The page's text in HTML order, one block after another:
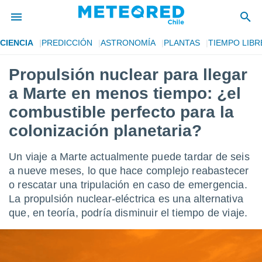
de
por
la
que se
calidad.
las
y
forma
digital
CIENCIA PREDICCIÓN ASTRONOMÍA PLANTAS TIEMPO
Propulsión nuclear para llegar
a Marte en menos tiempo: ¿el
combustible perfecto para la
colonización planetaria?
Un viaje a Marte actualmente puede tardar de seis
a nueve meses, lo que hace complejo reabastecer
o rescatar una tripulación en caso de emergencia.
La propulsión nuclear-eléctrica es una alternativa
que, en teoría, podría disminuir el tiempo de viaje.